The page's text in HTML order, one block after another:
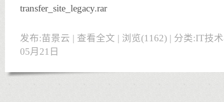
transfer_site_legacy.rar
发布:苗景云 | 查看全文 | 浏览(1162) | 分类:IT技
05月21日